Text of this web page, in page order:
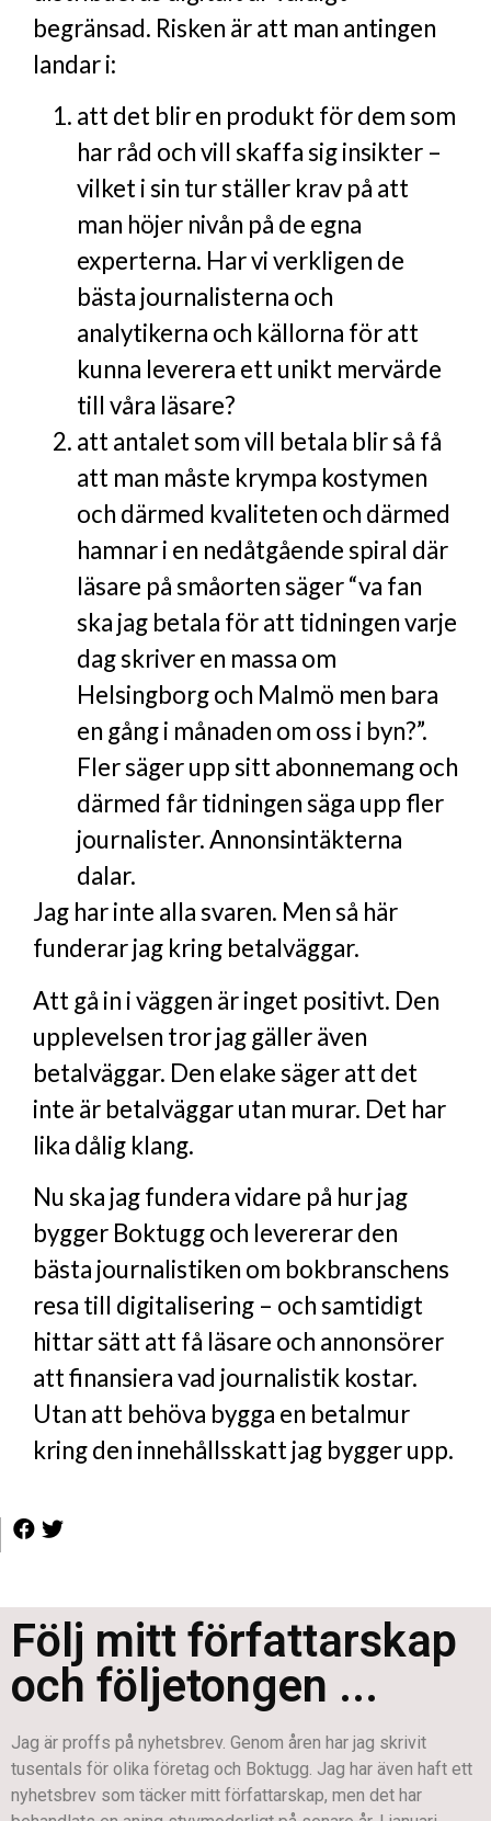
begränsad. Risken är att man antingen
landar i:
att det blir en produkt för dem som
har råd och vill skaffa sig insikter –
vilket i sin tur ställer krav på att
man höjer nivån på de egna
experterna. Har vi verkligen de
bästa journalisterna och
analytikerna och källorna för att
kunna leverera ett unikt mervärde
till våra läsare?
att antalet som vill betala blir så få
att man måste krympa kostymen
och därmed kvaliteten och därmed
hamnar i en nedåtgående spiral där
läsare på småorten säger “va fan
ska jag betala för att tidningen varje
dag skriver en massa om
Helsingborg och Malmö men bara
en gång i månaden om oss i byn?”.
Fler säger upp sitt abonnemang och
därmed får tidningen säga upp fler
journalister. Annonsintäkterna
dalar.
Jag har inte alla svaren. Men så här
funderar jag kring betalväggar.
Att gå in i väggen är inget positivt. Den
upplevelsen tror jag gäller även
betalväggar. Den elake säger att det
inte är betalväggar utan murar. Det har
lika dålig klang.
Nu ska jag fundera vidare på hur jag
bygger Boktugg och levererar den
bästa journalistiken om bokbranschens
resa till digitalisering – och samtidigt
hittar sätt att få läsare och annonsörer
att finansiera vad journalistik kostar.
Utan att behöva bygga en betalmur
kring den innehållsskatt jag bygger upp.
Följ mitt författarskap
och följetongen ...
Jag är proffs på nyhetsbrev. Genom åren har jag skrivit
tusentals för olika företag och Boktugg. Jag har även haft ett
nyhetsbrev som täcker mitt författarskap, men det har